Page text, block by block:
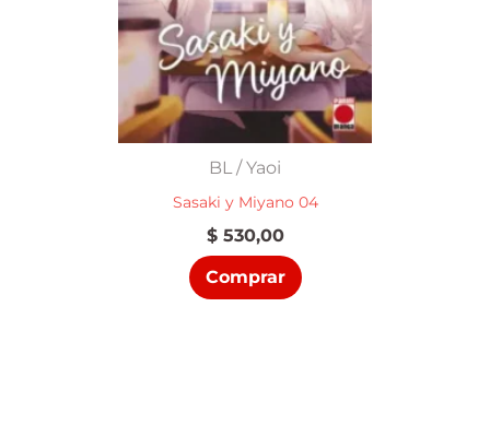
BL / Yaoi
Sasaki y Miyano 04
$530,00
Comprar